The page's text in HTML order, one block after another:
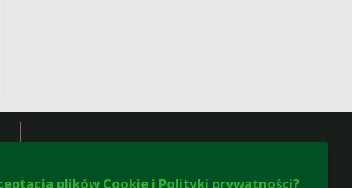
plików Cookie i Polityki prywatności?